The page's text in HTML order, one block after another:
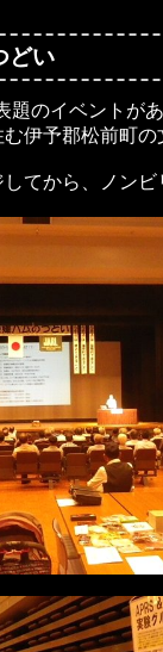
どい
題のイベントが
伊予郡松前町の
てから、ノンビ